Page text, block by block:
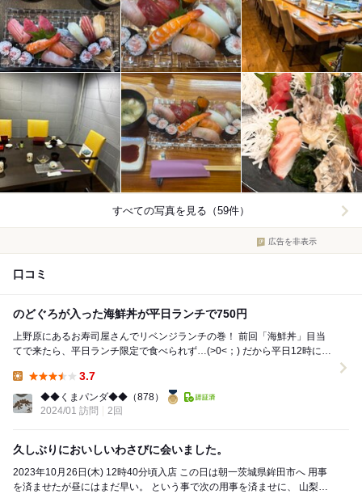
すべての写真を見る（59件）
広告を非表示
口コミ
のどぐろが入った海鮮丼が平日ランチで750円
上野原にあるお寿司屋さんでリベンジランチの巻！ 前回「海鮮丼」目当
てで来たら、平日ランチ限定で食べられず…(⁠>⁠0⁠<⁠；⁠) だから平日12時にリ
3.7
◆◆くまパンダ◆◆ （878）
2024/01 訪問
2回
久しぶりにおいしいわさびに会いました。
2023年10月26日(木) 12時40分頃入店 この日は朝一茨城県鉾田市へ 用事
を済ませたが昼にはまだ早い。 という事で次の用事を済ませに、 山梨県